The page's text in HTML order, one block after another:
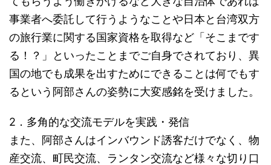
事業者へ委託して行うようなことや日本と台湾双方
の旅行業に関する国家資格を取得など「そこまです
る！？」といったことまでご自身でされており、異
国の地でも成果を出すためにできることは何でもす
るという阿部さんの姿勢に大変感銘を受けました。
2．多角的な交流モデルを実践・発信
また、阿部さんはインバウンド誘客だけでなく、物
産交流、町民交流、ランタン交流など様々な切り口